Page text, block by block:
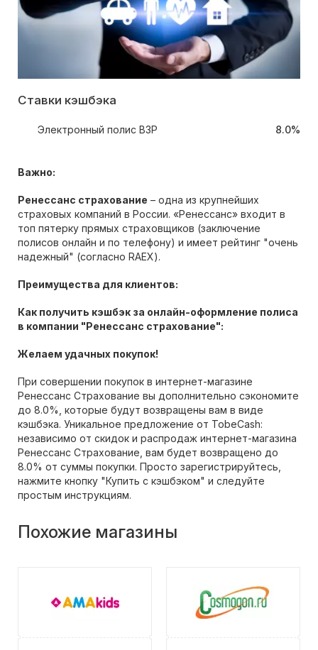
Ставки кэшбэка
Электронный полис ВЗР 8.0%
Важно:
Ренессанс страхование – одна из крупнейших
страховых компаний в России. «Ренессанс» входит в
топ пятерку прямых страховщиков (заключение
полисов онлайн и по телефону) и имеет рейтинг "очень
надежный" (согласно RAEX).
Преимущества для клиентов:
Как получить кэшбэк за онлайн-оформление полиса
в компании "Ренессанс страхование":
Желаем удачных покупок!
При совершении покупок в интернет-магазине
Ренессанс Страхование вы дополнительно сэкономите
до 8.0%, которые будут возвращены вам в виде
кэшбэка. Уникальное предложение от TobeCash:
независимо от скидок и распродаж интернет-магазина
Ренессанс Страхование, вам будет возвращено до
8.0% от суммы покупки. Просто зарегистрируйтесь,
нажмите кнопку "Купить с кэшбэком" и следуйте
простым инструкциям.
Похожие магазины